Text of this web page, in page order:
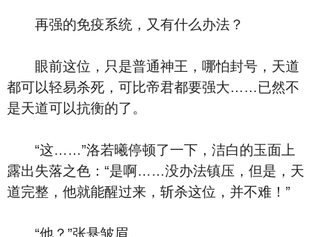
再强的免疫系统，又有什么办法？
眼前这位，只是普通神王，哪怕封号，天道
都可以轻易杀死，可比帝君都要强大……已然不
是天道可以抗衡的了。
“这……”洛若曦停顿了一下，洁白的玉面上
露出失落之色：“是啊……没办法镇压，但是，天
道完整，他就能醒过来，斩杀这位，并不难！”
“他？”张悬皱眉。